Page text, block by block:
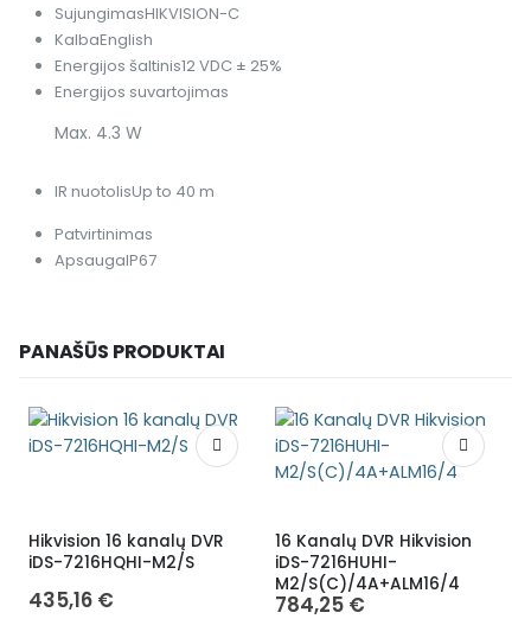
SujungimasHIKVISION-C
KalbaEnglish
Energijos šaltinis12 VDC ± 25%
Energijos suvartojimas
Max. 4.3 W
IR nuotolisUp to 40 m
Patvirtinimas
ApsaugaIP67
PANAŠŪS PRODUKTAI
Hikvision 16 kanalų DVR
iDS-7216HQHI-M2/S
435,16 €
16 Kanalų DVR Hikvision
iDS-7216HUHI-
M2/S(C)/4A+ALM16/4
784,25 €